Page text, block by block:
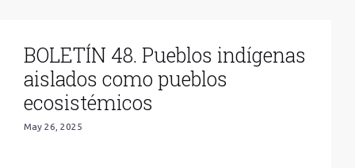
BOLETÍN 48. Pueblos indígenas
aislados como pueblos
ecosistémicos
May 26, 2025